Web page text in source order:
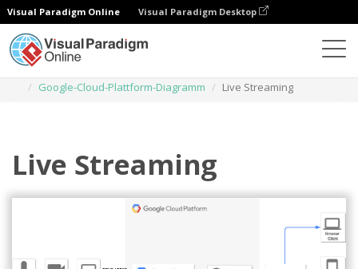
Visual Paradigm Online Visual Paradigm Desktop
Google-Cloud-Plattform-Diagramm
Live Streaming
Live Streaming